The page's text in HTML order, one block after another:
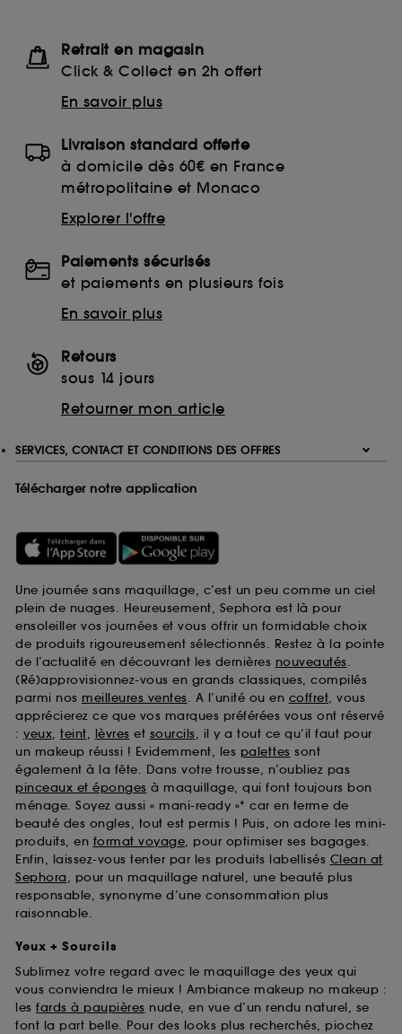
Retrait en magasin
Click & Collect en 2h offert
En savoir plus
Livraison standard offerte
à domicile dès 60€ en France
métropolitaine et Monaco
Explorer l'offre
Paiements sécurisés
et paiements en plusieurs fois
En savoir plus
Retours
sous 14 jours
Retourner mon article
SERVICES, CONTACT ET CONDITIONS DES OFFRES
Télécharger notre application
Une journée sans maquillage, c’est un peu comme un ciel
plein de nuages. Heureusement, Sephora est là pour
ensoleiller vos journées et vous offrir un formidable choix
de produits rigoureusement sélectionnés. Restez à la pointe
de l’actualité en découvrant les dernières nouveautés.
(Ré)approvisionnez-vous en grands classiques, compilés
parmi nos meilleures ventes. A l’unité ou en coffret, vous
apprécierez ce que vos marques préférées vous ont réservé
: yeux, teint, lèvres et sourcils, il y a tout ce qu’il faut pour
un makeup réussi ! Evidemment, les palettes sont
également à la fête. Dans votre trousse, n’oubliez pas
pinceaux et éponges à maquillage, qui font toujours bon
ménage. Soyez aussi « mani-ready »* car en terme de
beauté des ongles, tout est permis ! Puis, on adore les mini-
produits, en format voyage, pour optimiser ses bagages.
Enfin, laissez-vous tenter par les produits labellisés Clean at
Sephora, pour un maquillage naturel, une beauté plus
responsable, synonyme d’une consommation plus
raisonnable.
Yeux + Sourcils
Sublimez votre regard avec le maquillage des yeux qui
vous conviendra le mieux ! Ambiance makeup no makeup :
les fards à paupières nude, en vue d’un rendu naturel, se
font la part belle. Pour des looks plus recherchés, piochez